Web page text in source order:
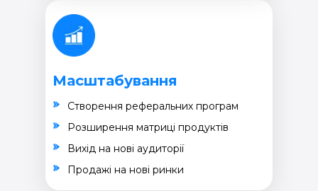
Масштабування
Створення реферальних програм
Вихід на нові аудиторії
Розширення матриці продуктів
Продажі на нові ринки